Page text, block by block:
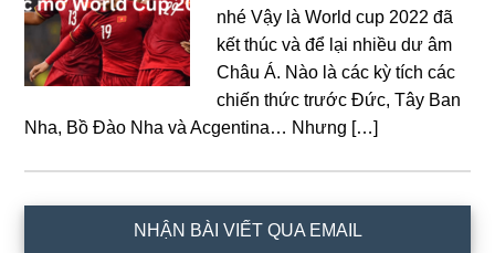
nhé Vậy là World cup 2022 đã
kết thúc và để lại nhiều dư âm
Châu Á. Nào là các kỳ tích các
chiến thức trước Đức, Tây Ban
Nha, Bồ Đào Nha và Acgentina… Nhưng […]
NHẬN BÀI VIẾT QUA EMAIL